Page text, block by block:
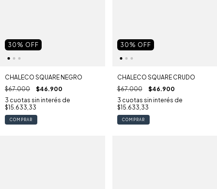
30 % OFF
CHALECO SQUARE NEGRO
$67.000
$46.900
3 cuotas sin interés de
$15.633,33
COMPRAR
30 % OFF
CHALECO SQUARE CRUDO
$67.000
$46.900
3 cuotas sin interés de
$15.633,33
COMPRAR